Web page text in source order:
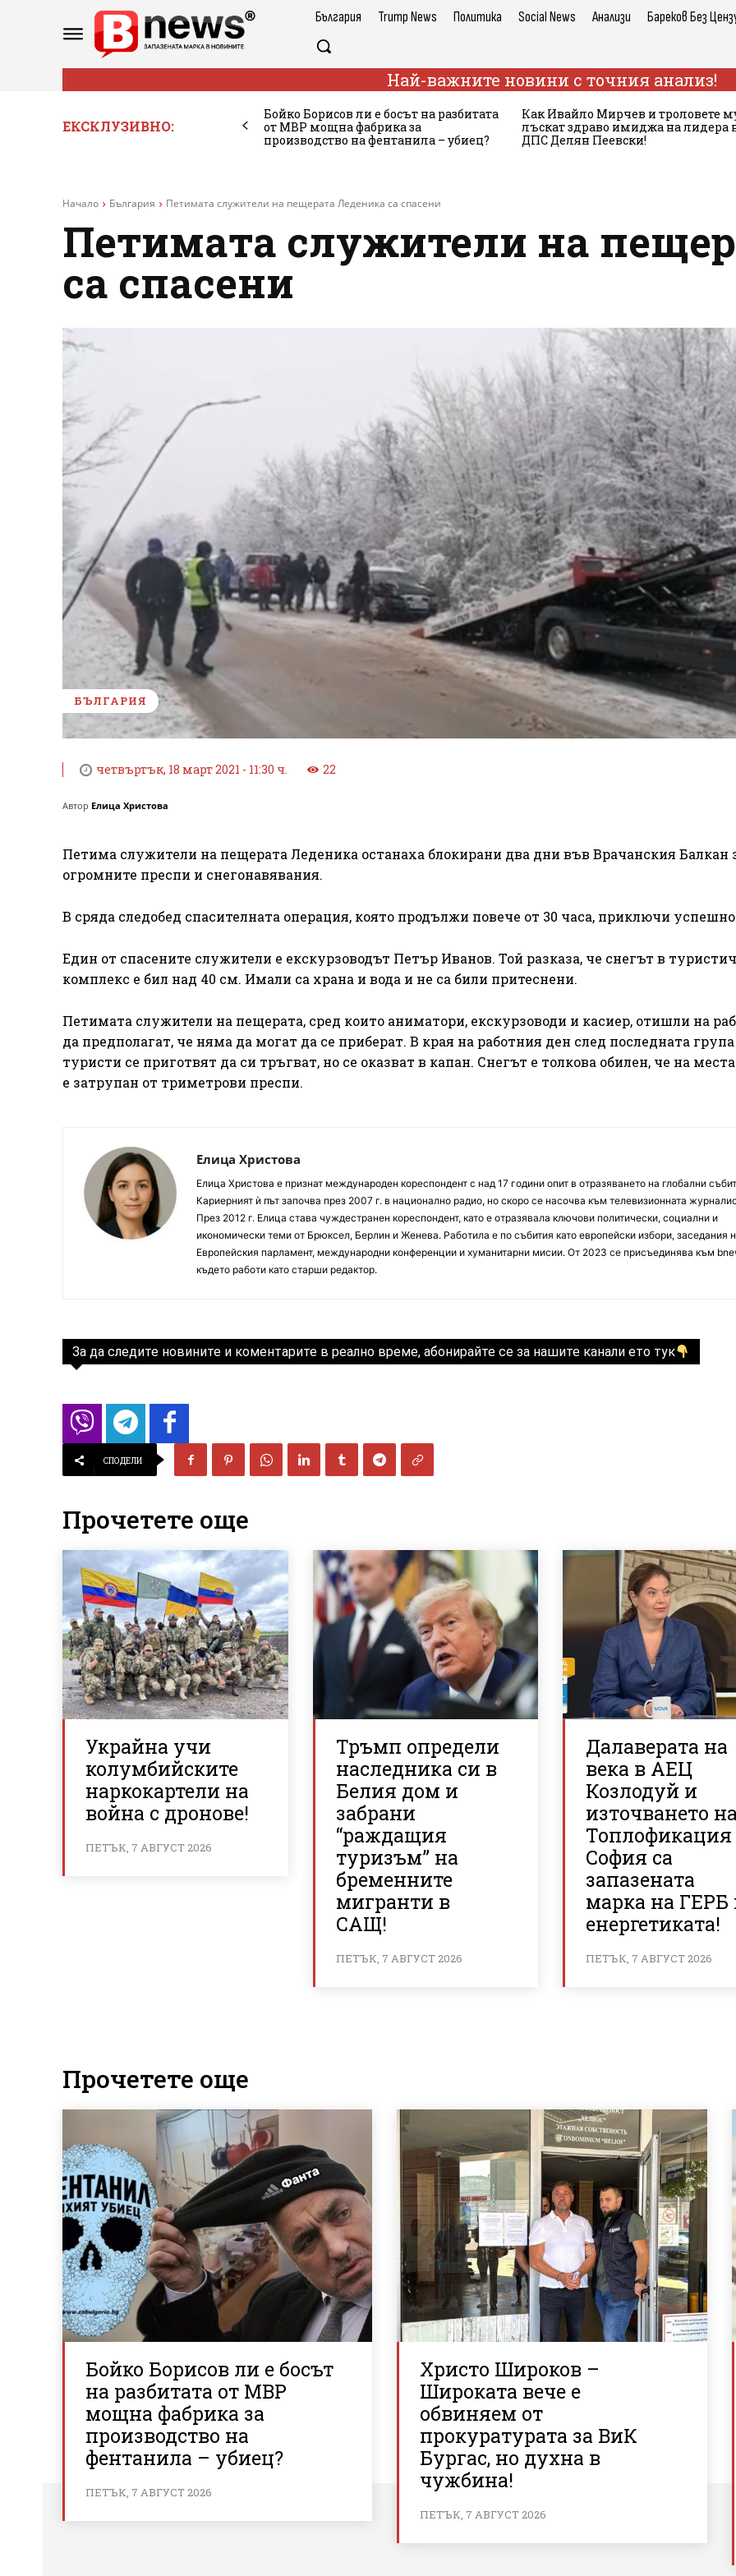
България Trump News Политика Social News Анализи Бареков Без
Най-важните новини с точния анализ!
ЕКСКЛУЗИВНО:
Бойко Борисов ли е босът на разбитата
от МВР мощна фабрика за
производство на фентанила – убиец?
Как Ивайло Мирчев и троловете
лъскат здраво имиджа на лидера
ДПС Делян Пеевски!
Начало България Петимата служители на пещерата Леденика са спасени
Петимата служители на
са спасени
БЪЛГАРИЯ
четвъртък, 18 март 2021 - 11:30 ч. 22
Автор Елица Христова
Петима служители на пещерата Леденика останаха блокирани два дни във Врачанския Балкан
огромните преспи и снегонавявания.
В сряда следобед спасителната операция, която продължи повече от 30 часа, приключи
Един от спасените служители е екскурзоводът Петър Иванов. Той разказа, че снегът в
комплекс е бил над 40 см. Имали са храна и вода и не са били притеснени.
Петимата служители на пещерата, сред които аниматори, екскурзоводи и касиер, отишли на
да предполагат, че няма да могат да се приберат. В края на работния ден след последната група
туристи се приготвят да си тръгват, но се оказват в капан. Снегът е толкова обилен, че на
е затрупан от триметрови преспи.
Елица Христова
Елица Христова е признат международен кореспондент с над 17 години опит в отразяването на глобални
Кариерният ѝ път започва през 2007 г. в национално радио, но скоро се насочва към телевизионната
През 2012 г. Елица става чуждестранен кореспондент, като е отразявала ключови политически, социални и
икономически теми от Брюксел, Берлин и Женева. Работила е по събития като европейски избори, заседания
Европейския парламент, международни конференции и хуманитарни мисии. От 2023 се присъединява към
където работи като старши редактор.
За да следите новините и коментарите в реално време, абонирайте се за нашите канали ето тук
СПОДЕЛИ
Прочетете още
Украйна учи
колумбийските
наркокартели на
война с дронове!
ПЕТЪК, 7 АВГУСТ 2026
Тръмп определи
наследника си в
Белия дом и
забрани
“раждащия
туризъм” на
бременните
мигранти в
САЩ!
ПЕТЪК, 7 АВГУСТ 2026
Далаверата на
века в АЕЦ
Козлодуй и
източването
София са
запазената
марка на ГЕРБ
енергетиката!
ПЕТЪК, 7 АВГУСТ 2026
Прочетете още
Бойко Борисов ли е босът
на разбитата от МВР
мощна фабрика за
производство на
фентанила – убиец?
ПЕТЪК, 7 АВГУСТ 2026
Христо Широков –
Широката вече е
обвиняем от
прокуратурата за ВиК
Бургас, но духна в
чужбина!
ПЕТЪК, 7 АВГУСТ 2026